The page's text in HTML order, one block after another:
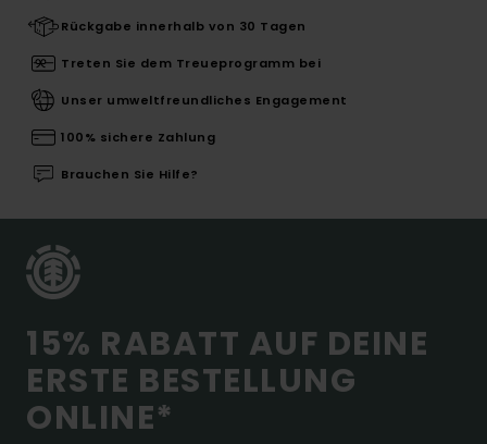
Rückgabe innerhalb von 30 Tagen
Treten Sie dem Treueprogramm bei
Unser umweltfreundliches Engagement
100% sichere Zahlung
Brauchen Sie Hilfe?
15% RABATT AUF DEINE
ERSTE BESTELLUNG
ONLINE*